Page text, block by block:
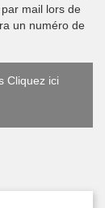
mail lors de
un numéro de
Cliquez ici